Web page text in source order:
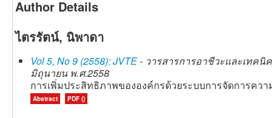
Author Details
ไตรรัตน์, นิพาดา
Vol 5, No 9 (2558): JVTE- วารสารการอาชีวะและเทค
มิถุนายน พ.ศ.2558
การเพิ่มประสิทธิภาพขององค์กรด้วยระบบการจัดการควา
Abstract PDF ()